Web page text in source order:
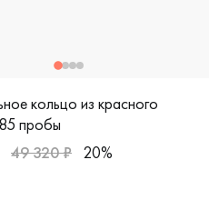
кольцо из красного
пробы
49 320 ₽ 20%